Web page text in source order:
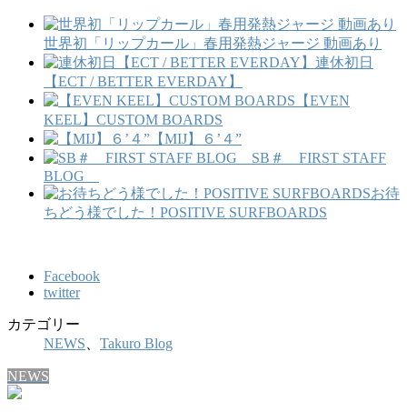
世界初「リップカール」春用発熱ジャージ 動画あり
連休初日
【ECT / BETTER EVERDAY】
【EVEN
KEEL】CUSTOM BOARDS
【MIJ】６’４”
SB＃ FIRST STAFF
BLOG
お待
ちどう様でした！POSITIVE SURFBOARDS
Facebook
twitter
カテゴリー
NEWS
Takuro Blog
NEWS